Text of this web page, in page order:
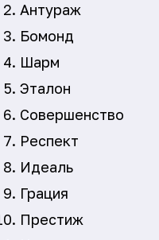
Антураж
Бомонд
Шарм
Эталон
Совершенство
Респект
Идеаль
Грация
Престиж